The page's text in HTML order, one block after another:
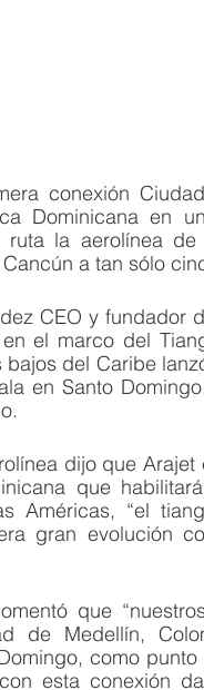
conexión
Dominicana en
ruta la aerolínea
a tan sólo
CEO y fundador
el marco del
del Caribe
en Santo
dijo que
que
Américas, “el
gran evolución
que
de Medellín,
como
esta conexión